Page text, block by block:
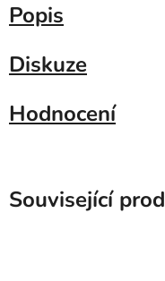
Popis
Diskuze
Hodnocení
Související